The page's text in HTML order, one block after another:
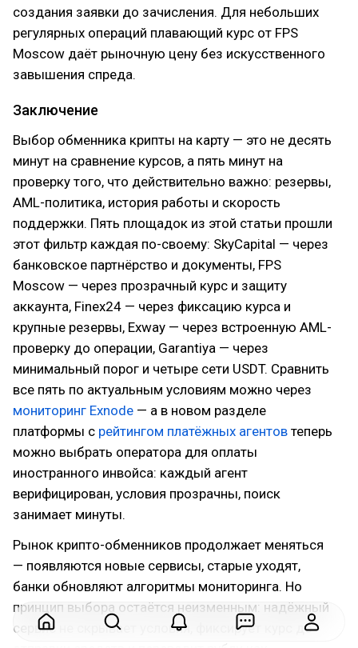
создания заявки до зачисления. Для небольших
регулярных операций плавающий курс от FPS
Moscow даёт рыночную цену без искусственного
завышения спреда.
Заключение
Выбор обменника крипты на карту — это не десять
минут на сравнение курсов, а пять минут на
проверку того, что действительно важно: резервы,
AML-политика, история работы и скорость
поддержки. Пять площадок из этой статьи прошли
этот фильтр каждая по-своему: SkyCapital — через
банковское партнёрство и документы, FPS
Moscow — через прозрачный курс и защиту
аккаунта, Finex24 — через фиксацию курса и
крупные резервы, Exway — через встроенную AML-
проверку до операции, Garantiya — через
минимальный порог и четыре сети USDT. Сравнить
все пять по актуальным условиям можно через
мониторинг Exnode — а в новом разделе
платформы с рейтингом платёжных агентов теперь
можно выбрать оператора для оплаты
иностранного инвойса: каждый агент
верифицирован, условия прозрачны, поиск
занимает минуты.
Рынок крипто-обменников продолжает меняться
— появляются новые сервисы, старые уходят,
банки обновляют алгоритмы мониторинга. Но
принцип выбора остаётся неизменным: надёжный
сервис не скрывает условия, фиксирует курс до